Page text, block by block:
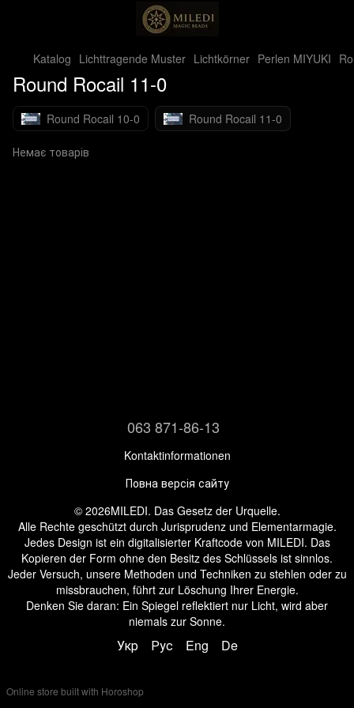
Katalog Lichttragende Muster Lichtkörner Perlen MIYUKI
Round Rocail 11-0
Round Rocail 10-0 Round Rocail 11-0
Немає товарів
063 871-86-13
Kontaktinformationen
Повна версія сайту
© 2026MILEDI. Das Gesetz der Urquelle.
Alle Rechte geschützt durch Jurisprudenz und Elementarmagie.
Jedes Design ist ein digitalisierter Kraftcode von MILEDI. Das
Kopieren der Form ohne den Besitz des Schlüssels ist sinnlos.
Jeder Versuch, unsere Methoden und Techniken zu stehlen oder zu
missbrauchen, führt zur Löschung Ihrer Energie.
Denken Sie daran: Ein Spiegel reflektiert nur Licht, wird aber
niemals zur Sonne.
Укр Рус Eng De
Online store built with Horoshop